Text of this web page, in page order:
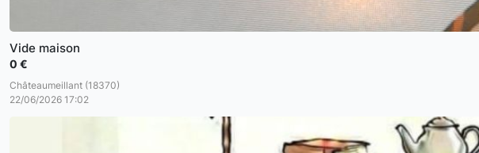
Vide maison
0 €
Châteaumeillant (18370)
22/06/2026 17:02